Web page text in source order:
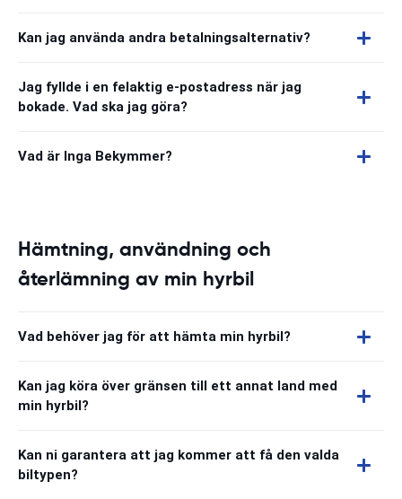
Kan jag använda andra betalningsalternativ?
Jag fyllde i en felaktig e-postadress när jag
bokade. Vad ska jag göra?
Vad är Inga Bekymmer?
Hämtning, användning och
återlämning av min hyrbil
Vad behöver jag för att hämta min hyrbil?
Kan jag köra över gränsen till ett annat land med
min hyrbil?
Kan ni garantera att jag kommer att få den valda
biltypen?